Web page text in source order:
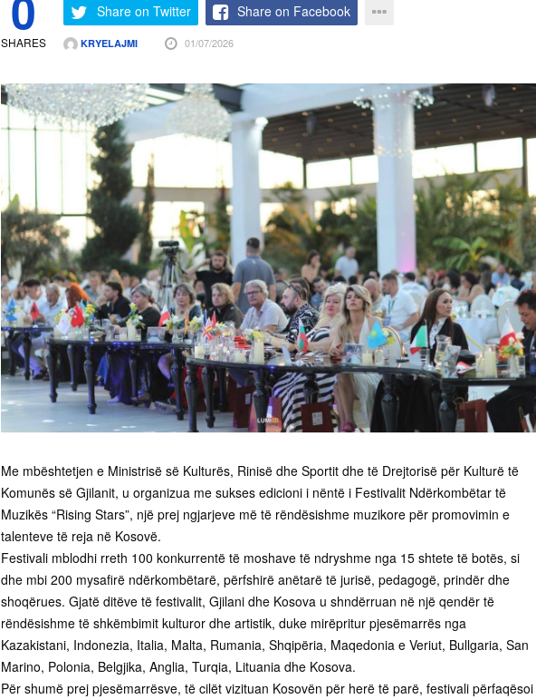
SHARES
Share on Twitter Share on Facebook
KRYELAJMI 01/07/2026
Me mbështetjen e Ministrisë së Kulturës, Rinisë dhe Sportit dhe të Drejtorisë për Kulturë të
Komunës së Gjilanit, u organizua me sukses edicioni i nëntë i Festivalit Ndërkombëtar të
Muzikës “Rising Stars”, një prej ngjarjeve më të rëndësishme muzikore për promovimin e
talenteve të reja në Kosovë.
Festivali mblodhi rreth 100 konkurrentë të moshave të ndryshme nga 15 shtete të botës, si
dhe mbi 200 mysafirë ndërkombëtarë, përfshirë anëtarë të jurisë, pedagogë, prindër dhe
shoqërues. Gjatë ditëve të festivalit, Gjilani dhe Kosova u shndërruan në një qendër të
rëndësishme të shkëmbimit kulturor dhe artistik, duke mirëpritur pjesëmarrës nga
Kazakistani, Indonezia, Italia, Malta, Rumania, Shqipëria, Maqedonia e Veriut, Bullgaria, San
Marino, Polonia, Belgjika, Anglia, Turqia, Lituania dhe Kosova.
Për shumë prej pjesëmarrësve, të cilët vizituan Kosovën për herë të parë, festivali përfaqësoi